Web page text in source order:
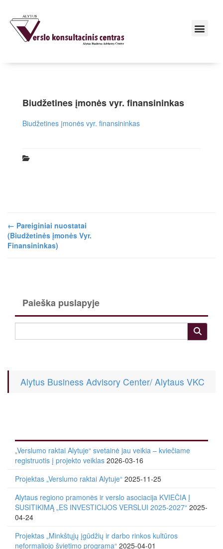
Biudžetines įmonės vyr. finansininkas
Biudžetines įmonės vyr. finansininkas
← Pareiginiai nuostatai
(Biudžetinės įmonės Vyr.
Finansininkas)
Paieška puslapyje
Alytus Business Advisory Center/ Alytaus VKC
„Verslumo raktai Alytuje“ svetainė jau veikia – kviečiame
registruotis į projekto veiklas 2026-03-16
Projektas „Verslumo raktai Alytuje“ 2025-11-25
Alytaus regiono pramonės ir verslo asociacija KVIEČIA Į
SUSITIKIMĄ „ES INVESTICIJOS VERSLUI 2025-2027“ 2025-
04-24
Projektas „Minkštųjų įgūdžių ir darbo rinkos kultūros
neformaliojo švietimo programa“ 2025-04-01